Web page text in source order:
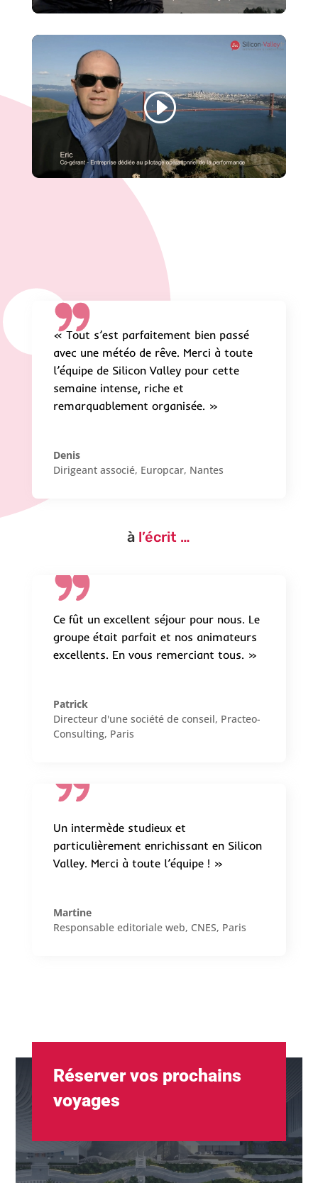
« Tout s’est parfaitement bien passé
avec une météo de rêve. Merci à toute
l’équipe de Silicon Valley pour cette
semaine intense, riche et
remarquablement organisée. »
Denis
Dirigeant associé, Europcar, Nantes
à l’écrit …
Ce fût un excellent séjour pour nous. Le
groupe était parfait et nos animateurs
excellents. En vous remerciant tous. »
Patrick
Directeur d'une société de conseil, Practeo-
Consulting, Paris
Un intermède studieux et
particulièrement enrichissant en Silicon
Valley. Merci à toute l’équipe ! »
Martine
Responsable editoriale web, CNES, Paris
Réserver vos prochains
voyages